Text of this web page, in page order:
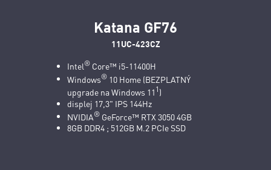
Katana GF76
11UC-423CZ
Intel®Core™ i5-11400H
Windows®10 Home (BEZPLATNÝ
upgrade na Windows 11 1 )
displej 17,3" IPS 144Hz
NVIDIA®GeForce™ RTX 3050 4GB
8GB DDR4 ; 512GB M.2 PCIe SSD